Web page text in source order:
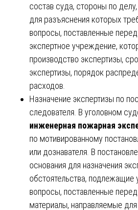
состав суда, стороны по
для разъяснения которых
вопросы, поставленные
экспертное учреждение,
производство экспертизы,
экспертизы, порядок
расходов.
Назначение экспертизы по
следователя. В уголовном
инженерная пожарная
по мотивированному
или дознавателя. В
основания для назначения
обстоятельства, подлежащие
вопросы, поставленные
материалы, направляемые